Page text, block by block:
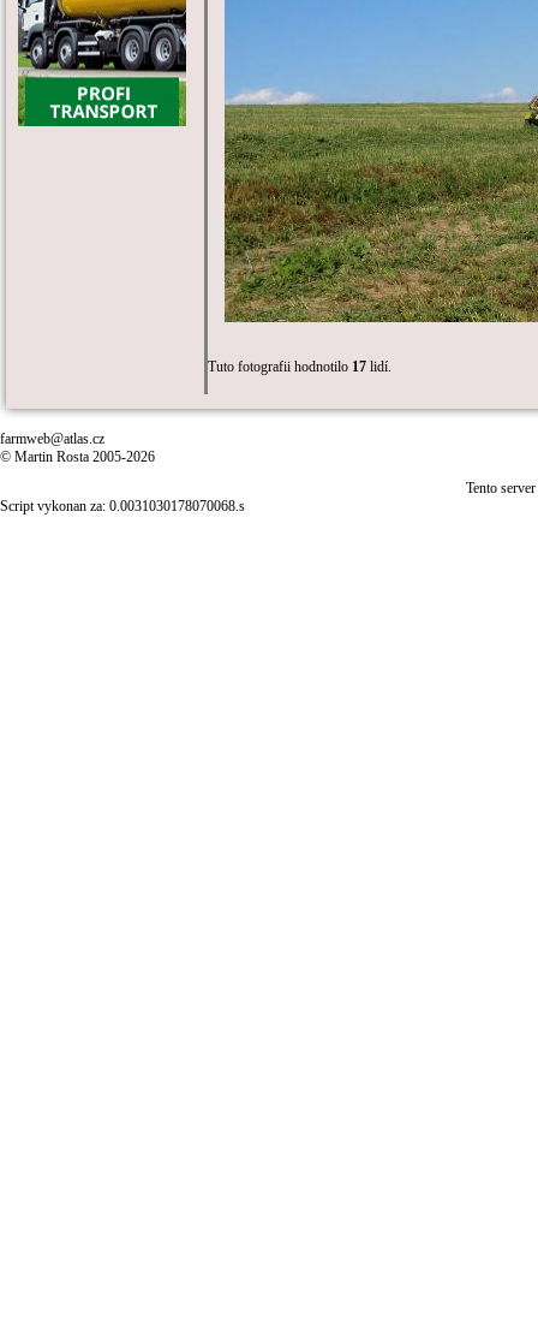
Tuto fotografii hodnotilo 17 lidí.
farmweb@atlas.cz
© Martin Rosta 2005-2026
Tento
Script vykonan za: 0.0031030178070068.s